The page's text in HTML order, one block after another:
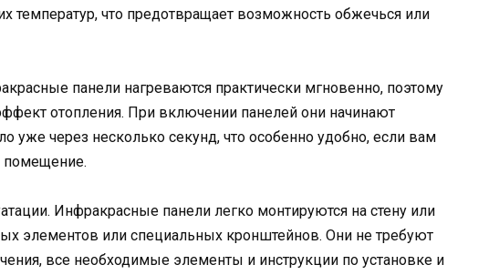
температур, что предотвращает возможность обжечься или
панели нагреваются практически мгновенно, поэтому
отопления. При включении панелей они начинают
уже через несколько секунд, что особенно удобно, если вам
помещение.
Инфракрасные панели легко монтируются на стену или
элементов или специальных кронштейнов. Они не требуют
все необходимые элементы и инструкции по установке и